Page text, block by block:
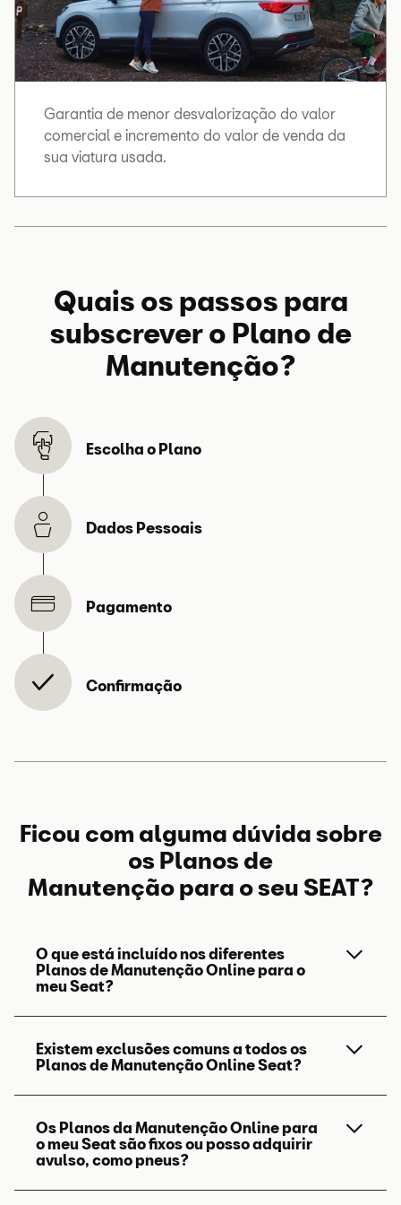
Manutenção
Peças
preconizadas
para Serviço de
Manutenção
Peças necessárias à realização
manutenção preventiva.
Líquido de
O fluido do sistema de travagem.
Mão de Obra do
Serviço de
Líquido de
Travões
Fluido Caixa
Automática
(ATF Caixa
transmissão automática.
ATF (Fluido) +
Substituição
Automática
Consumíveis
oficinais
Os consumíveis essenciais à
realização do serviço de
Aditivo limpa-
Ajuda na limpeza do pára-
Conjunto
Travagem -
O serviço que acrescenta
conforto ao seu dia-a-dia,
Garantia de menor desvalorização do valor
comercial e incremento do valor de venda da
sua viatura usada.
Quais os passos para
subscrever o Plano de
Manutenção?
Escolha o Plano
Dados Pessoais
Pagamento
Confirmação
Ficou com alguma dúvida sobre
os Planos de
Manutenção para o seu SEAT?
O que está incluído nos diferentes
Planos de ManutençãoOnline para o
meu Seat?
Há três modalidades de Planos de
ManutençãoOnlineque pode contratar:
BASIC 24; BASIC 48 e SEGURANÇA 48.
A modalidadeBASIC 24inclui uma (1)
revisão Seat conforme recomendada pelo
Existem exclusões comuns a todos os
Planos de ManutençãoOnlineSeat?
Exclui-se de todas as modalidades
qualquer serviço corretivo, como
Os Planos da ManutençãoOnline para
o meu Seat são fixos ou posso adquirir
avulso, como pneus?